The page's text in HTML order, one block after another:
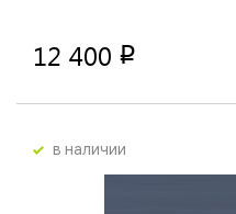
12 400 p
в наличии